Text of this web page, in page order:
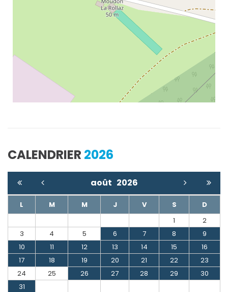
CALENDRIER 2026
août 2026
L M M J V S
D
1
2
3
4 5 6 7 8
9
10
11 12 13 14 15
16
17
18 19 20 21 22
23
24
25 26 27 28 29
30
31